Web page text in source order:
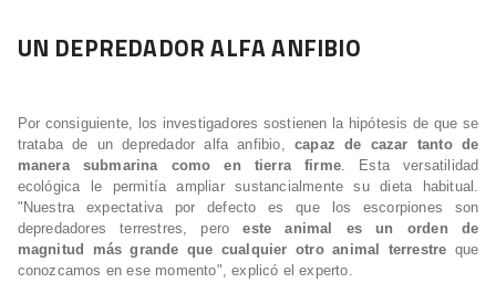
UN DEPREDADOR ALFA ANFIBIO
Por consiguiente, los investigadores sostienen la hipótesis de que se
trataba de un depredador alfa anfibio,
capaz de cazar tanto de
manera submarina como en tierra firme. Esta versatilidad
ecológica le permitía ampliar sustancialmente su dieta habitual.
"Nuestra expectativa por defecto es que los escorpiones son
depredadores terrestres, pero
este animal es un orden de
magnitud más grande que cualquier otro animal terrestre que
conozcamos en ese momento", explicó el experto.